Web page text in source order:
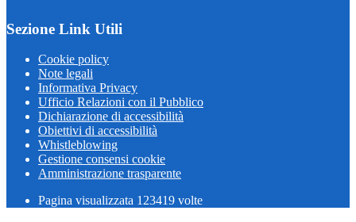
Sezione Link Utili
Cookie policy
Note legali
Informativa Privacy
Ufficio Relazioni con il Pubblico
Dichiarazione di accessibilità
Obiettivi di accessibilità
Whistleblowing
Gestione consensi cookie
Amministrazione trasparente
Pagina visualizzata 123419 volte